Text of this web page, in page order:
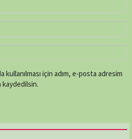
kullanılması için adım, e-posta adresim
kaydedilsin.